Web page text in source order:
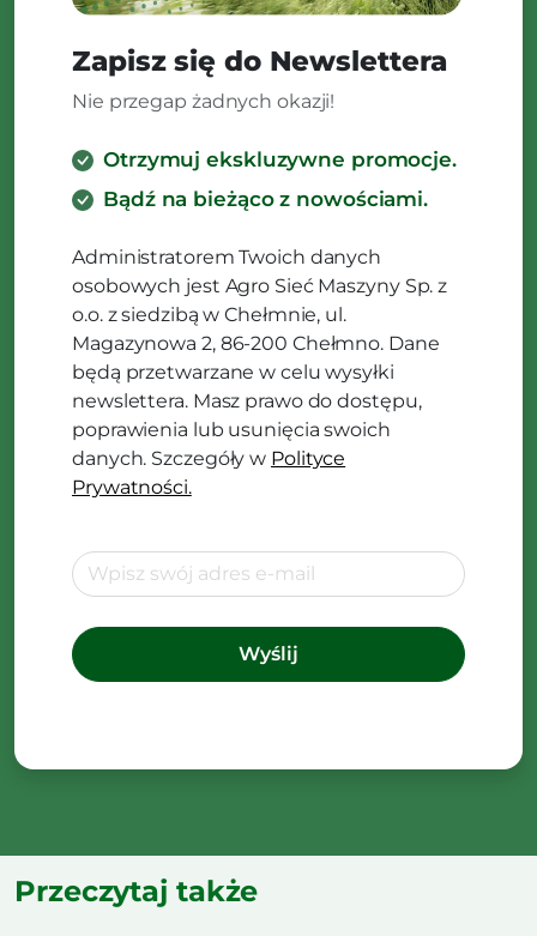
Zapisz się do Newslettera
Nie przegap żadnych okazji!
Otrzymuj ekskluzywne promocje.
Bądź na bieżąco z nowościami.
Administratorem Twoich danych
osobowych jest Agro Sieć Maszyny Sp. z
o.o. z siedzibą w Chełmnie, ul.
Magazynowa 2, 86-200 Chełmno. Dane
będą przetwarzane w celu wysyłki
newslettera. Masz prawo do dostępu,
poprawienia lub usunięcia swoich
danych. Szczegóły w Polityce
Prywatności.
Przeczytaj także